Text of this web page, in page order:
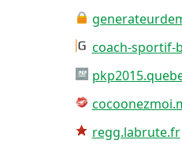
coach-sportif-
regg.labrute.fr